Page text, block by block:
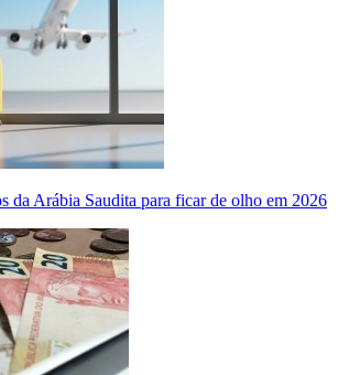
da Arábia Saudita para ficar de olho em 2026